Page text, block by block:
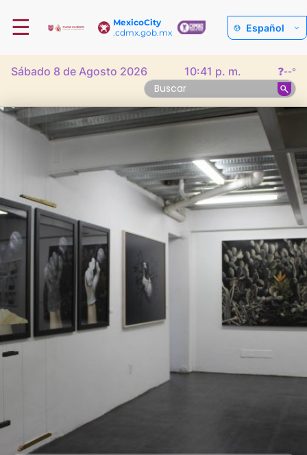
MexicoCity
.cdmx.gob.mx
☰ Español
Sábado 8 de Agosto 2026 10:41 p. m. ❓--°